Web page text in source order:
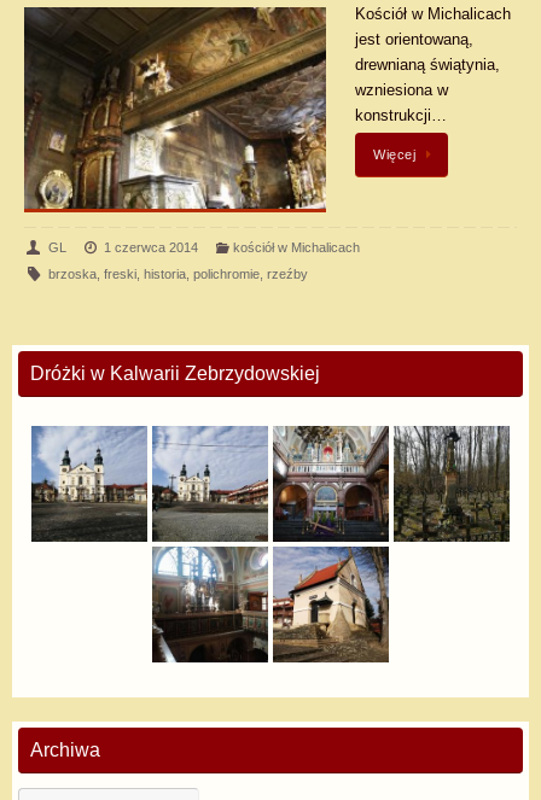
Kościół w Michalicach
jest orientowaną,
drewnianą świątynia,
wzniesiona w
konstrukcji…
Więcej
GL 1 czerwca 2014
kościół w Michalicach
brzoska, freski, historia, polichromie, rzeźby
Dróżki w Kalwarii Zebrzydowskiej
Archiwa